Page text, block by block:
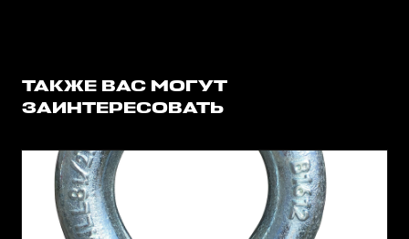
ТАКЖЕ ВАС МОГУТ
ЗАИНТЕРЕСОВАТЬ